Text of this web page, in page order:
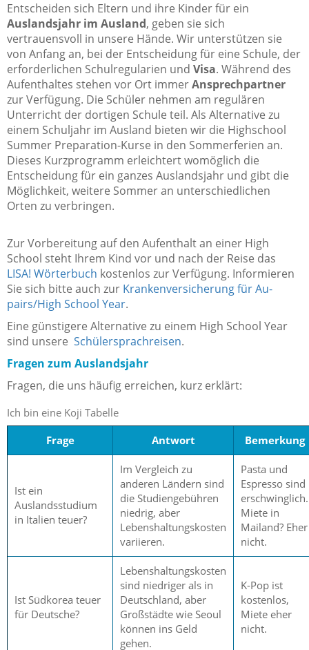
Entscheiden sich Eltern und ihre Kinder für ein
Auslandsjahr im Ausland, geben sie sich
vertrauensvoll in unsere Hände. Wir unterstützen sie
von Anfang an, bei der Entscheidung für eine Schule, der
erforderlichen Schulregularien und Visa. Während des
Aufenthaltes stehen vor Ort immerAnsprechpartner
zur Verfügung. Die Schüler nehmen am regulären
Unterricht der dortigen Schule teil. Als Alternative zu
einem Schuljahr im Ausland bieten wir die Highschool
Summer Preparation-Kurse in den Sommerferien an.
Dieses Kurzprogramm erleichtert womöglich die
Entscheidung für ein ganzes Auslandsjahr und gibt die
Möglichkeit, weitere Sommer an unterschiedlichen
Orten zu verbringen.
Zur Vorbereitung auf den Aufenthalt an einer High
School steht Ihrem Kind vor und nach der Reise das
LISA! Wörterbuch kostenlos zur Verfügung. Informieren
Sie sich bitte auch zur Krankenversicherung für Au-
pairs/High School Year.
Eine günstigere Alternative zu einem High School Year
sind unsere Schülersprachreisen.
Fragen zum Auslandsjahr
Fragen, die uns häufig erreichen, kurz erklärt:
Ich bin eine Koji Tabelle
Frage
Antwort Bemerkung
Ist ein
Auslandsstudium
in Italien teuer?
Im Vergleich zu
anderen Ländern sind
die Studiengebühren
niedrig, aber
Lebenshaltungskosten
variieren.
Pasta und
Espresso sind
erschwinglich.
Miete in
Mailand? Eher
nicht.
Ist Südkorea teuer
für Deutsche?
Lebenshaltungskosten
sind niedriger als in
Deutschland, aber
Großstädte wie Seoul
können ins Geld
gehen.
K-Pop ist
kostenlos,
Miete eher
nicht.